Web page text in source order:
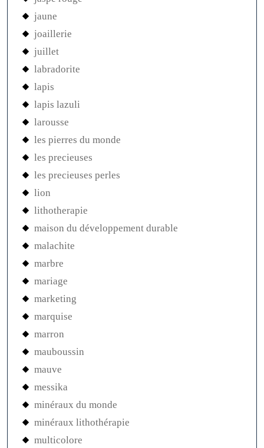
jaune
joaillerie
juillet
labradorite
lapis
lapis lazuli
larousse
les pierres du monde
les precieuses
les precieuses perles
lion
lithotherapie
maison du développement durable
malachite
marbre
mariage
marketing
marquise
marron
mauboussin
mauve
messika
minéraux du monde
minéraux lithothérapie
multicolore